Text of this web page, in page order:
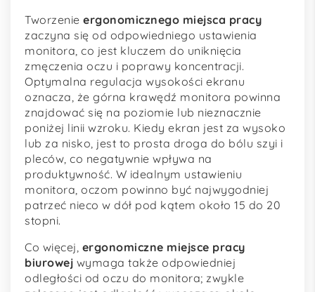
Tworzenie ergonomicznego miejsca pracy
zaczyna się od odpowiedniego ustawienia
monitora, co jest kluczem do uniknięcia
zmęczenia oczu i poprawy koncentracji.
Optymalna regulacja wysokości ekranu
oznacza, że górna krawędź monitora powinna
znajdować się na poziomie lub nieznacznie
poniżej linii wzroku. Kiedy ekran jest za wysoko
lub za nisko, jest to prosta droga do bólu szyi i
pleców, co negatywnie wpływa na
produktywność. W idealnym ustawieniu
monitora, oczom powinno być najwygodniej
patrzeć nieco w dół pod kątem około 15 do 20
stopni.
Co więcej, ergonomiczne miejsce pracy
biurowej wymaga także odpowiedniej
odległości od oczu do monitora; zwykle